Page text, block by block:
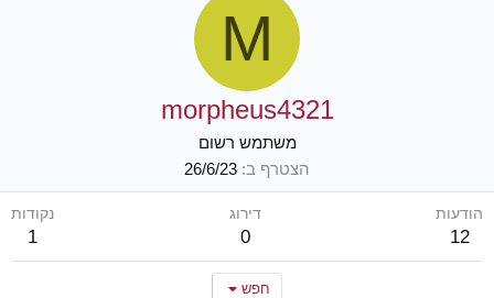
M
morpheus4321
משתמש רשום
הצטרף ב 26/6/23
הודעות
12
דירוג
0
נקודות
1
חפש